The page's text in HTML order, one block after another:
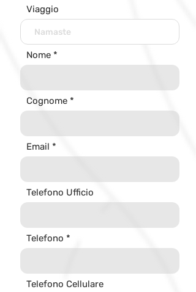
Viaggio
Nome
Cognome
Email
Telefono Ufficio
Telefono
Telefono Cellulare